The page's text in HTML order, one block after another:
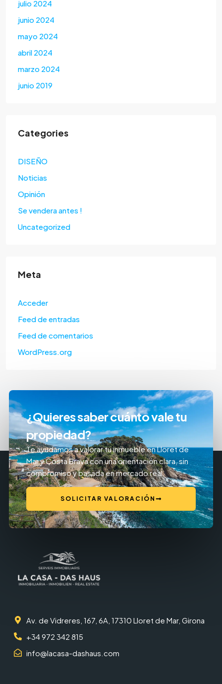
julio 2024
junio 2024
mayo 2024
abril 2024
marzo 2024
junio 2019
Categories
DISEÑO
Noticias
Opinión
Se vendera antes !
Uncategorized
Meta
Acceder
Feed de entradas
Feed de comentarios
WordPress.org
¿Quieres saber cuánto vale tu
propiedad?
Te ayudamos a valorar tu inmueble en Lloret de
Mar y Costa Brava con una orientación clara, sin
compromiso y basada en mercado real.
SOLICITAR VALORACIÓN
Av. de Vidreres, 167, 6A, 17310 Lloret de Mar, Girona
+34 972 342 815
info@lacasa-dashaus.com